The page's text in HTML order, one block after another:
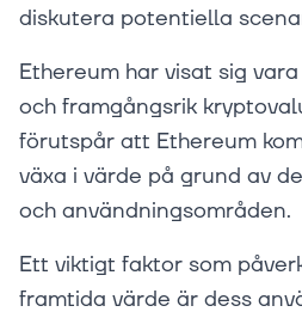
diskutera potentiella
Ethereum har visat sig
och framgångsrik
förutspår att Ethereum
växa i värde på grund av
och användningsområden.
Ett viktigt faktor som
framtida värde är dess